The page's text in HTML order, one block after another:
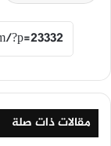
مقالات ذات صلة